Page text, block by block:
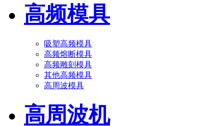
高频模具
吸塑高频模具
高频熔断模具
高频雕刻模具
其他高频模具
高周波模具
高周波机